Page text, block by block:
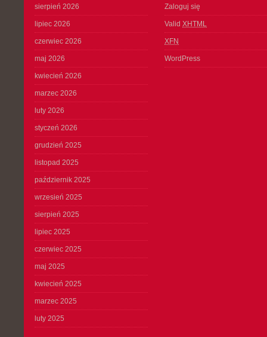
sierpień 2026
lipiec 2026
czerwiec 2026
maj 2026
kwiecień 2026
marzec 2026
luty 2026
styczeń 2026
grudzień 2025
listopad 2025
październik 2025
wrzesień 2025
sierpień 2025
lipiec 2025
czerwiec 2025
maj 2025
kwiecień 2025
marzec 2025
luty 2025
Zaloguj się
Valid XHTML
XFN
WordPress